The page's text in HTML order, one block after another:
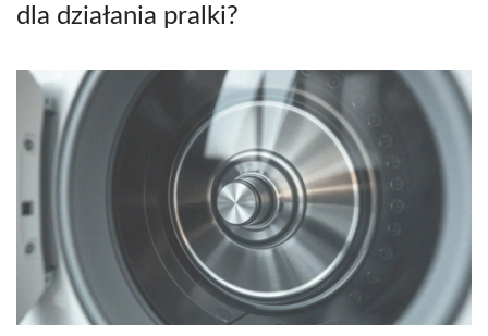
dla działania pralki?